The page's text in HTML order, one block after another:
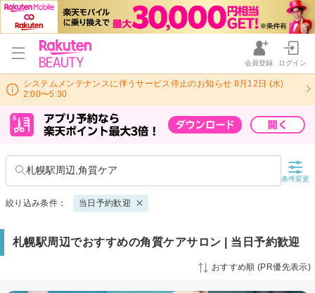
会員登録 ログイン
システムメンテナンスに伴うサービス停止のお知らせ 8月12日 (水)
2:00〜5:30
札幌駅周辺,角質ケア
条件変更
絞り込み条件： 当日予約歓迎
札幌駅周辺でおすすめの角質ケアサロン | 当日予約歓迎
おすすめ順 (PR優先表示)